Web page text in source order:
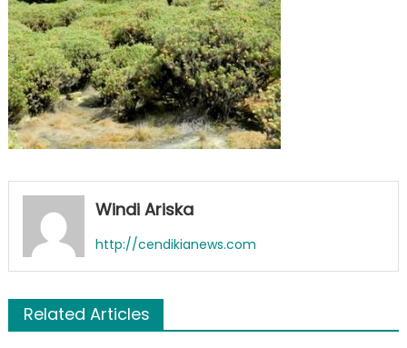
Windi Ariska
http://cendikianews.com
Related Articles